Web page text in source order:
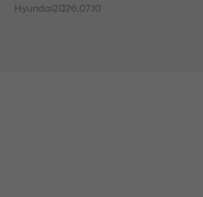
Hyundai2026.07.10